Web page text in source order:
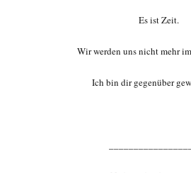
Es ist Zeit.
Wir werden uns nicht mehr
Ich bin dir gegenüber